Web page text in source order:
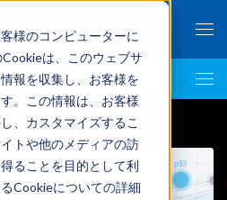
様のコンピューターに
は、このウェブサ
報を収集し、お客様を
。この情報は、お客様
、カスタマイズするこ
トや他のメディアの訪
ることを目的として利
Cookieについての詳細